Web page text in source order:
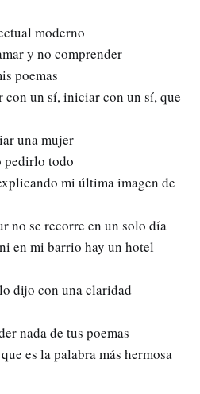
moderno
y no comprender
poemas
un sí, iniciar con un sí, que
una mujer
pedirlo todo
mi última imagen de
no se recorre en un solo día
en mi barrio hay un hotel
dijo con una claridad
nada de tus poemas
es la palabra más hermosa